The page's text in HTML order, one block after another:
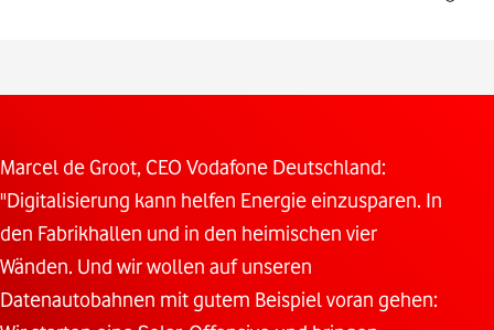
Marcel de Groot, CEO Vodafone Deutschland:
"Digitalisierung kann helfen Energie einzusparen. In
den Fabrikhallen und in den heimischen vier
Wänden. Und wir wollen auf unseren
Datenautobahnen mit gutem Beispiel voran gehen: